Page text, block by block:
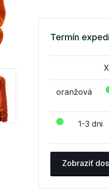
Termín
oranžová
1-3 dni
Zobraziť